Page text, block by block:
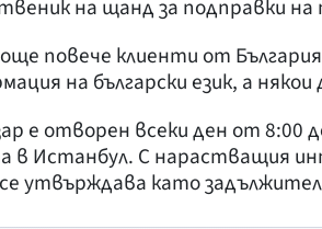
на щанд за подправки на
повече клиенти от
на български език, а
е отворен всеки ден от 8:00
в Истанбул. С нарастващия
утвърждава като